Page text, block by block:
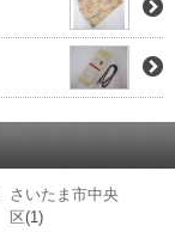
さいたま市中央
区(1)